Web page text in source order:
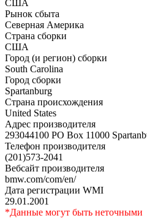
США
Рынок сбыта
Северная Америка
Страна сборки
США
Город (и регион) сборки
South Carolina
Город сборки
Spartanburg
Страна происхождения
United States
Адрес производителя
293044100 PO Box 11000
Телефон производителя
(201)573-2041
Вебсайт производителя
bmw.com/com/en/
Дата регистрации WMI
29.01.2001
*Данные могут быть неточными